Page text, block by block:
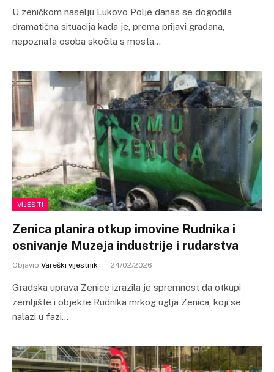
U zeničkom naselju Lukovo Polje danas se dogodila
dramatična situacija kada je, prema prijavi građana,
nepoznata osoba skočila s mosta…
VIJESTI
Zenica planira otkup imovine Rudnika i
osnivanje Muzeja industrije i rudarstva
Objavio Vareški vijestnik 24/02/2026
Gradska uprava Zenice izrazila je spremnost da otkupi
zemljište i objekte Rudnika mrkog uglja Zenica, koji se
nalazi u fazi…